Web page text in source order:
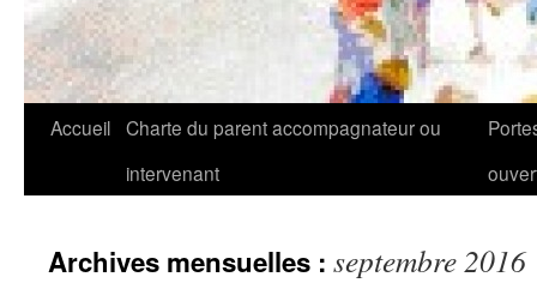
Accueil Charte du parent accompagnateur ou
intervenant
Archives mensuelles : septembre 2016